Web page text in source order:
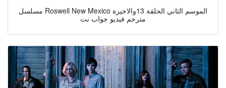
مسلسل Roswell New Mexico الموسم الثاني الحلقة 13والاخيرة
مترجم فيديو جواب نت